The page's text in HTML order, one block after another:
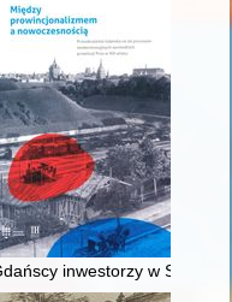
szlacheckich w XVI-
inwestorzy w